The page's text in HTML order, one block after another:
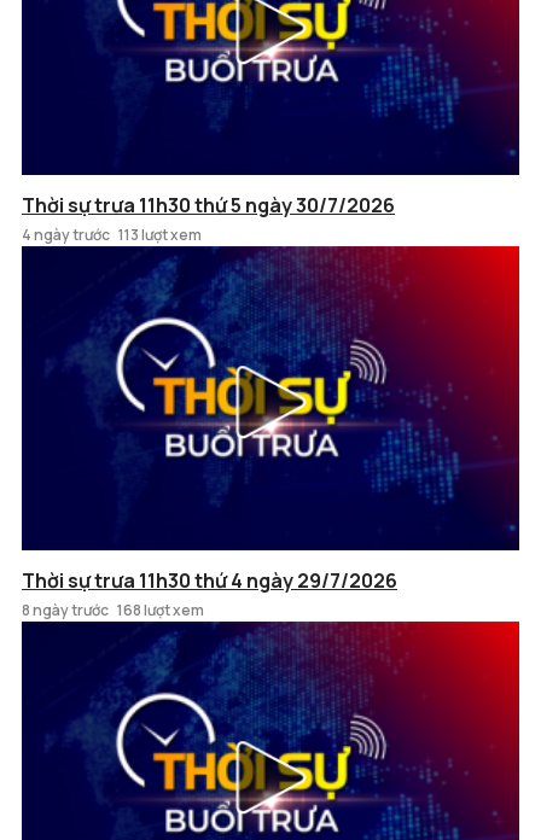
Thời sự trưa 11h30 thứ 5 ngày 30/7/2026
4 ngày trước 113 lượt xem
Thời sự trưa 11h30 thứ 4 ngày 29/7/2026
8 ngày trước 168 lượt xem